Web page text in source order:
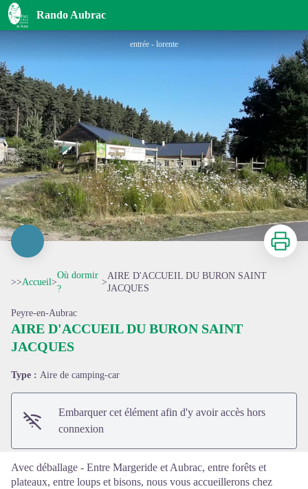
Rando Aubrac
AIRE D'ACCUEIL DU BURON SAINT JACQUES
entrée - lorente
Imprimer
>>Accueil>
Où dormir
?
>
AIRE D'ACCUEIL DU BURON SAINT
JACQUES
Peyre-en-Aubrac
AIRE D'ACCUEIL DU BURON SAINT
JACQUES
Type : Aire de camping-car
Embarquer cet élément afin d'y avoir accès hors
connexion
Avec déballage - Entre Margeride et Aubrac, entre forêts et
plateaux, entre loups et bisons, nous vous accueillerons chez